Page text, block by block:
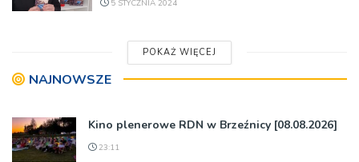
5 STYCZNIA 2024
POKAŻ WIĘCEJ
NAJNOWSZE
Kino plenerowe RDN w Brzeźnicy [08.08.2026]
23:11